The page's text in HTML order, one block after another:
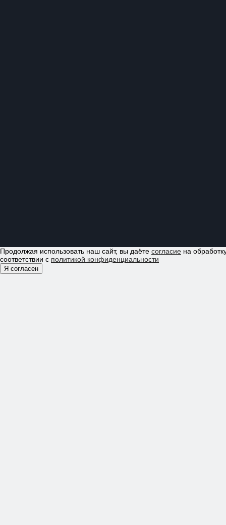
Продолжая использовать наш сайт, вы даёте согласие на
соответствии с политикой конфиденциальности
Я согласен